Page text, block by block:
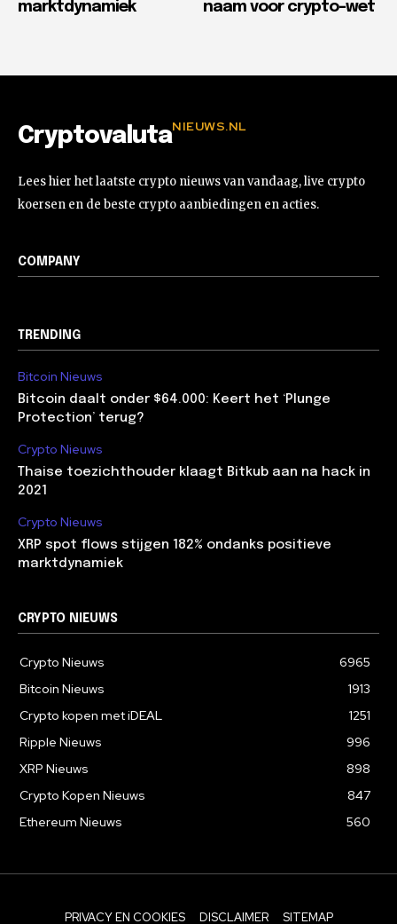
marktdynamiek
naam voor crypto-wet
CryptovalutaNIEUWS.NL
Lees hier het laatste crypto nieuws van vandaag, live crypto
koersen en de beste crypto aanbiedingen en acties.
COMPANY
TRENDING
Bitcoin Nieuws
Bitcoin daalt onder $64.000: Keert het ‘Plunge
Protection’ terug?
Crypto Nieuws
Thaise toezichthouder klaagt Bitkub aan na hack in
2021
Crypto Nieuws
XRP spot flows stijgen 182% ondanks positieve
marktdynamiek
CRYPTO NIEUWS
Crypto Nieuws
6965
Bitcoin Nieuws
1913
Crypto kopen met iDEAL
1251
Ripple Nieuws
996
XRP Nieuws
898
Crypto Kopen Nieuws
847
Ethereum Nieuws
560
PRIVACY EN COOKIES DISCLAIMER SITEMAP